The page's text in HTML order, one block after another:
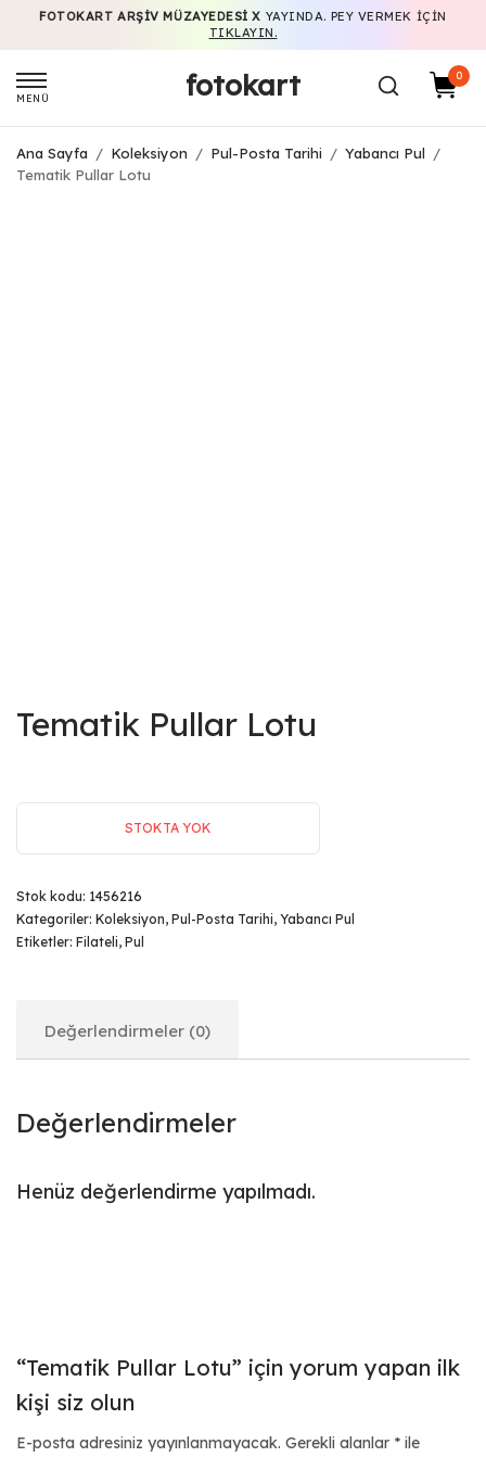
FOTOKART ARŞIV MÜZAYEDESI X YAYINDA. PEY VERMEK IÇIN
TIKLAYIN.
MENÜ fotokart 0
Ana Sayfa / Koleksiyon / Pul-Posta Tarihi / Yabancı Pul
/
Tematik Pullar Lotu
Tematik Pullar Lotu
STOKTA YOK
Stok kodu: 1456216
Kategoriler: Koleksiyon, Pul-Posta Tarihi, Yabancı Pul
Etiketler: Filateli, Pul
Değerlendirmeler (0)
Değerlendirmeler
Henüz değerlendirme yapılmadı.
“Tematik Pullar Lotu” için yorum yapan ilk
kişi siz olun
E-posta adresiniz yayınlanmayacak. Gerekli alanlar * ile